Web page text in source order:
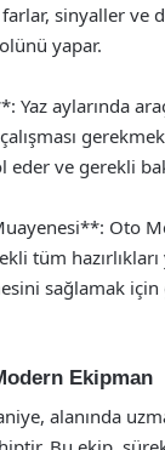
sinyaller ve
yapar.
Yaz aylarında
eder ve gerekli
Oto
tüm hazırlıkları
sağlamak için
Ekipman
alanında